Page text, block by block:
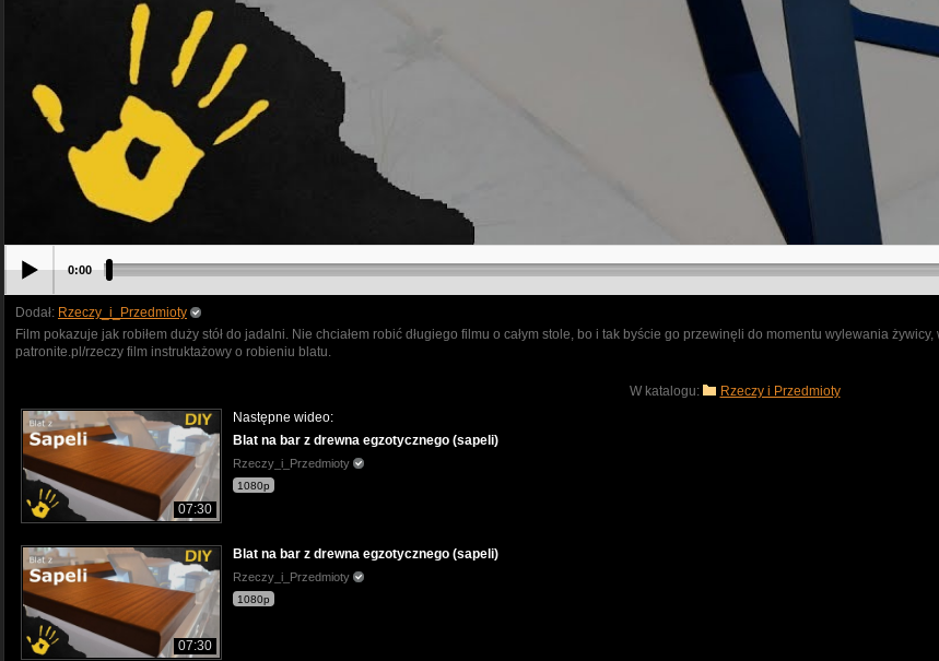
0:00
Dodał: Rzeczy_i_Przedmioty
Film pokazuje jak robiłem duży stół do jadalni. Nie chciałem robić długiego filmu o całym stole, bo i tak byście go przewinęli do momentu wylewania
patronite.pl/rzeczy film instruktażowy o robieniu blatu.
W katalogu: Rzeczy i Przedmioty
07:30
Następne wideo:
Blat na bar z drewna egzotycznego (sapeli)
Rzeczy_i_Przedmioty
1080p
07:30
Blat na bar z drewna egzotycznego (sapeli)
Rzeczy_i_Przedmioty
1080p